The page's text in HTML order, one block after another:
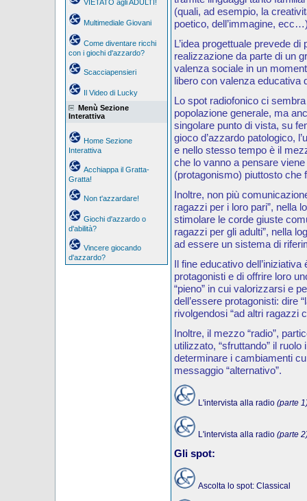
VIETATO agli ADULTI!
Multimediale Giovani
Come diventare ricchi
con i giochi d'azzardo?
Scacciapensieri
Il Video di Lucky
Menù Sezione
Interattiva
Home Sezione
Interattiva
Acchiappa il Gratta-
Gratta!
Non t'azzardare!
Giochi d'azzardo o
d'abilità?
Vincere giocando
d'azzardo?
(quali, ad esempio, la
poetico, dell’immagine,
L’idea progettuale prevede
realizzazione da parte di un
valenza sociale in un
libero con valenza educativa
Lo spot radiofonico ci
popolazione generale, ma
singolare punto di vista, su
gioco d’azzardo patologico,
e nello stesso tempo è il
che lo vanno a pensare
(protagonismo) piuttosto che
Inoltre, non più
ragazzi per i loro pari”, nella
stimolare le corde giuste
ragazzi per gli adulti”, nella
ad essere un sistema di
Il fine educativo
protagonisti e di offrire loro
“pieno” in cui valorizzarsi e
dell’essere protagonisti: dire
rivolgendosi “ad altri ragazzi
Inoltre, il mezzo “radio”,
utilizzato, “sfruttando” il
determinare i cambiamenti
messaggio “alternativo”.
L'intervista alla radio (parte
L'intervista alla radio (parte
Gli spot:
Ascolta lo spot: Classical